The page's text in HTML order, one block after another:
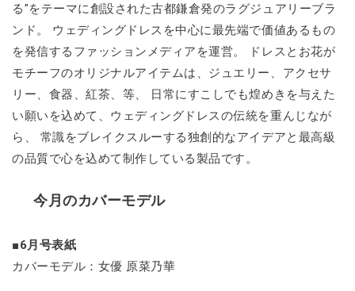
る"をテーマに創設された古都鎌倉発のラグジュアリーブラ
ンド。 ウェディングドレスを中心に最先端で価値あるもの
を発信するファッションメディアを運営。 ドレスとお花が
モチーフのオリジナルアイテムは、ジュエリー、アクセサ
リー、食器、紅茶、等、 日常にすこしでも煌めきを与えた
い願いを込めて、ウェディングドレスの伝統を重んじなが
ら、 常識をブレイクスルーする独創的なアイデアと最高級
の品質で心を込めて制作している製品です。
今月のカバーモデル
■6月号表紙
カバーモデル：女優 原菜乃華